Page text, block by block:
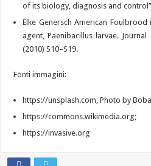
of its biology, diagnosis and
Elke Genersch American
agent, Paenibacillus larvae.
(2010) S10–S19.
Fonti immagini:
https://unsplash.com, Photo by
https://commons.wikimedia.org;
https://invasive.org